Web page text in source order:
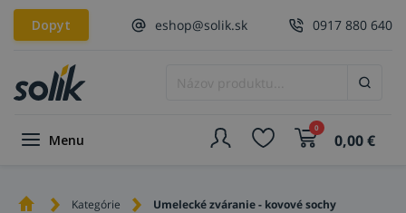
Dopyt eshop@solik.sk 0917 880 640
Menu
0
0,00€
Kategórie Umelecké zváranie - kovové sochy